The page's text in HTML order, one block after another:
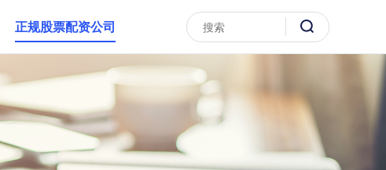
正规股票配资公司